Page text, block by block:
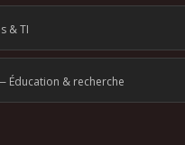
& TI
Éducation & recherche